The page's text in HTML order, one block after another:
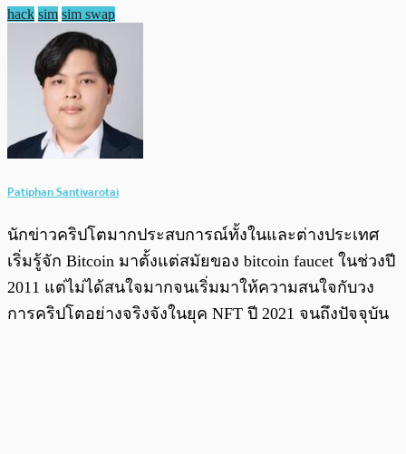
hack sim sim swap
Patiphan Santivarotai
นักข่าวคริปโตมากประสบการณ์ทั้งในและต่างประเทศ
เริ่มรู้จัก Bitcoin มาตั้งแต่สมัยของ bitcoin faucet ในช่วงปี
2011 แต่ไม่ได้สนใจมากจนเริ่มมาให้ความสนใจกับวง
การคริปโตอย่างจริงจังในยุค NFT ปี 2021 จนถึงปัจจุบัน